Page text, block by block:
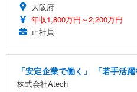
大阪府
年収1,800万円～2,200万円
正社員
「安定企業で働く」 「若手活
株式会社Atech